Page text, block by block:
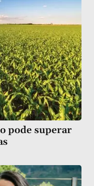
pode superar